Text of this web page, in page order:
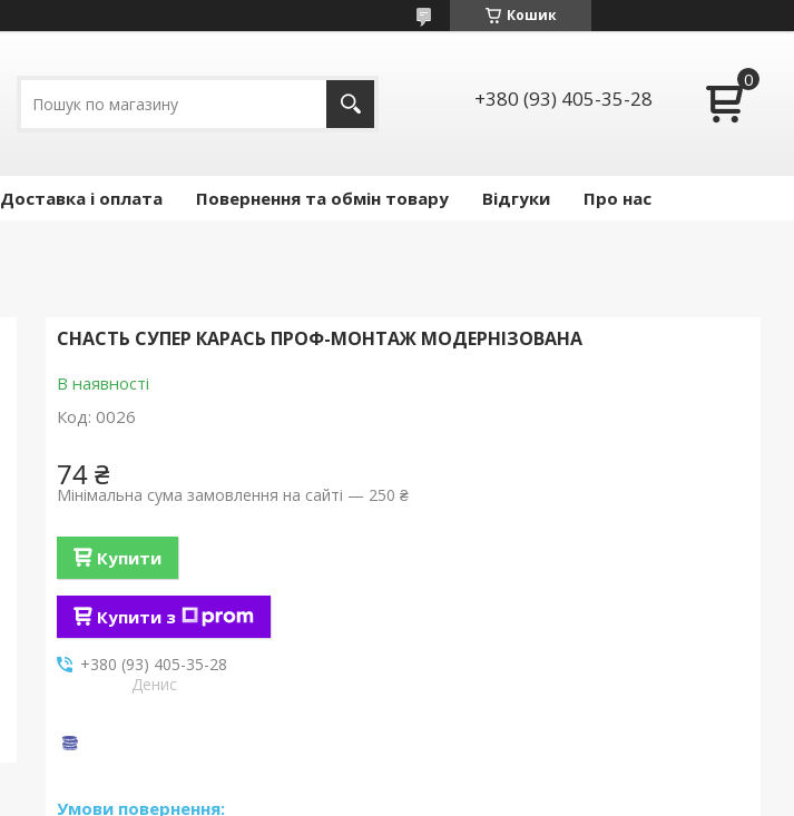
Кошик
+380 (93) 405-35-28
Доставка і оплата Повернення та обмін товару Відгуки Про нас
СНАСТЬ СУПЕР КАРАСЬ ПРОФ-МОНТАЖ МОДЕРНІЗОВАНА
В наявності
Код: 0026
74 ₴
Мінімальна сума замовлення на сайті — 250 ₴
Купити
Купити з
+380 (93) 405-35-28
Денис